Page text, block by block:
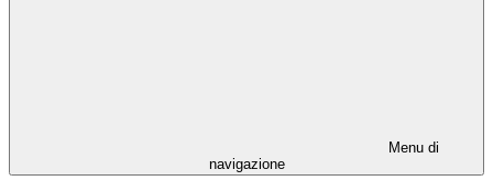
Menu di
navigazione